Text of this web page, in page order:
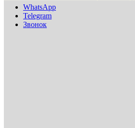
WhatsApp
Telegram
Звонок